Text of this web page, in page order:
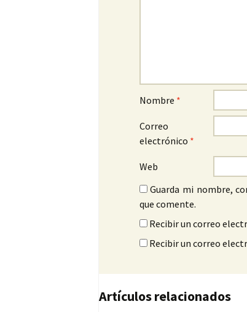
Nombre *
Correo
electrónico *
Web
Guarda mi nombre,
que comente.
Recibir un correo
Recibir un correo
Artículos relacionados